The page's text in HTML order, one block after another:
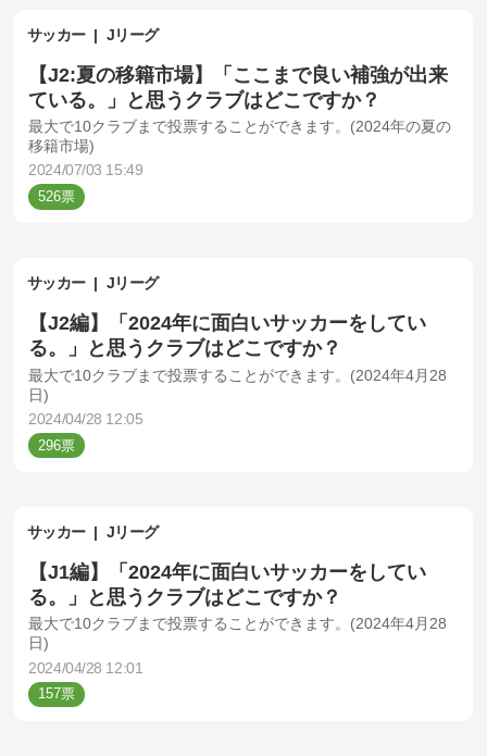
サッカー Jリーグ
【J2:夏の移籍市場】「ここまで良い補強が出来
ている。」と思うクラブはどこですか？
最大で10クラブまで投票することができます。(2024年の夏の
移籍市場)
2024/07/03 15:49
526
サッカー Jリーグ
【J2編】「2024年に面白いサッカーをしてい
る。」と思うクラブはどこですか？
最大で10クラブまで投票することができます。(2024年4月28
日)
2024/04/28 12:05
296
サッカー Jリーグ
【J1編】「2024年に面白いサッカーをしてい
る。」と思うクラブはどこですか？
最大で10クラブまで投票することができます。(2024年4月28
日)
2024/04/28 12:01
157